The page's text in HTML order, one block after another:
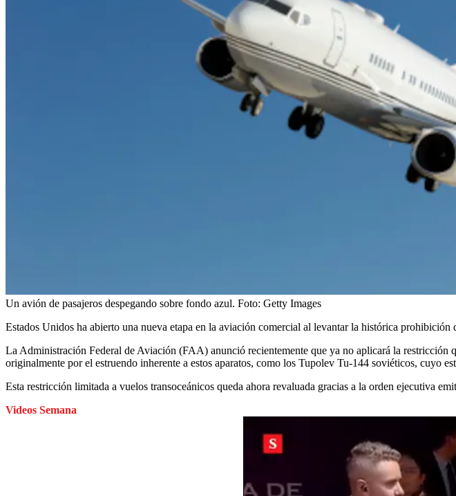
Un avión de pasajeros despegando sobre fondo azul. Foto: Getty Images
Estados Unidos ha abierto una nueva etapa en la aviación comercial al levantar la histórica prohibición
La Administración Federal de Aviación (FAA) anunció recientemente que ya no aplicará la restricción
originalmente por el estruendo inherente a estos aparatos, como los Tupolev Tu-144 soviéticos, cuyo
Esta restricción limitada a vuelos transoceánicos queda ahora revaluada gracias a la orden ejecutiva
Videos Semana